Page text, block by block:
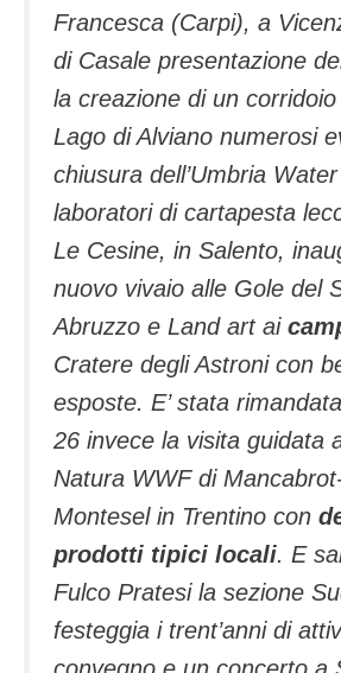
Francesca (Carpi), a
di Casale presentazione
la creazione di un
Lago di Alviano numerosi
chiusura dell’Umbria
laboratori di cartapesta
Le Cesine, in Salento,
nuovo vivaio alle Gole del
Abruzzo e Land art ai
Cratere degli Astroni con
esposte. E’ stata
26 invece la visita guidata
Natura WWF di
Montesel in Trentino con
prodotti tipici locali. E
Fulco Pratesi la sezione
festeggia i trent’anni di